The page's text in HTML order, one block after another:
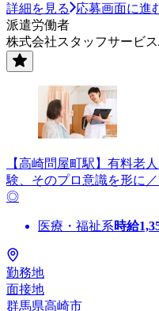
詳細を見る
応募画面に進
派遣労働者
株式会社スタッフサービス
【高崎問屋町駅】有料老
験、そのプロ意識を形に
◎
医療・福祉系時給
勤務地
面接地
群馬県高崎市